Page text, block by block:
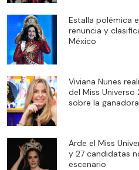
Estalla polémica
renuncia y
México
Viviana Nunes
del Miss
sobre la ganadora
Arde el Miss
y 27 candidatas
escenario